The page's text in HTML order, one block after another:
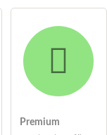
Premium